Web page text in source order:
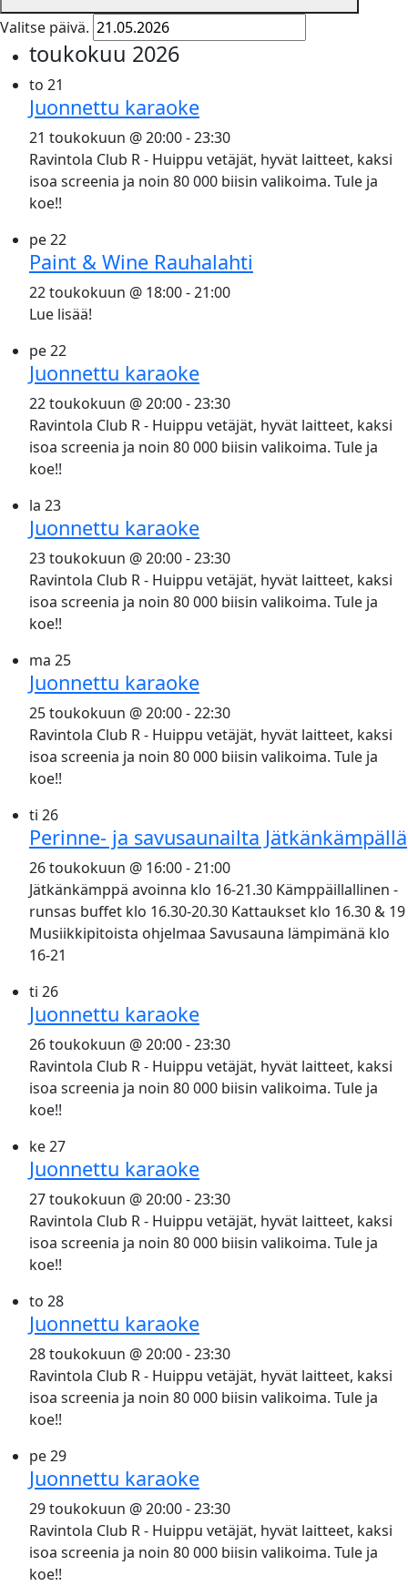
Valitse päivä.
toukokuu 2026
to 21
Juonnettu karaoke
21 toukokuun @ 20:00-23:30
Ravintola Club R - Huippu vetäjät, hyvät laitteet, kaksi
isoa screenia ja noin 80 000 biisin valikoima. Tule ja
koe!!
pe22
Paint & Wine Rauhalahti
22 toukokuun @ 18:00-21:00
Lue lisää!
pe22
Juonnettu karaoke
22 toukokuun @ 20:00-23:30
Ravintola Club R - Huippu vetäjät, hyvät laitteet, kaksi
isoa screenia ja noin 80 000 biisin valikoima. Tule ja
koe!!
la 23
Juonnettu karaoke
23 toukokuun @ 20:00-23:30
Ravintola Club R - Huippu vetäjät, hyvät laitteet, kaksi
isoa screenia ja noin 80 000 biisin valikoima. Tule ja
koe!!
ma 25
Juonnettu karaoke
25 toukokuun @ 20:00-22:30
Ravintola Club R - Huippu vetäjät, hyvät laitteet, kaksi
isoa screenia ja noin 80 000 biisin valikoima. Tule ja
koe!!
ti 26
Perinne- ja savusaunailta Jätkänkämpällä
26 toukokuun @ 16:00-21:00
Jätkänkämppä avoinna klo 16-21.30 Kämppäillallinen -
runsas buffet klo 16.30-20.30 Kattaukset klo 16.30 & 19
Musiikkipitoista ohjelmaa Savusauna lämpimänä klo
16-21
ti 26
Juonnettu karaoke
26 toukokuun @ 20:00-23:30
Ravintola Club R - Huippu vetäjät, hyvät laitteet, kaksi
isoa screenia ja noin 80 000 biisin valikoima. Tule ja
koe!!
ke27
Juonnettu karaoke
27 toukokuun @ 20:00-23:30
Ravintola Club R - Huippu vetäjät, hyvät laitteet, kaksi
isoa screenia ja noin 80 000 biisin valikoima. Tule ja
koe!!
to 28
Juonnettu karaoke
28 toukokuun @ 20:00-23:30
Ravintola Club R - Huippu vetäjät, hyvät laitteet, kaksi
isoa screenia ja noin 80 000 biisin valikoima. Tule ja
koe!!
pe29
Juonnettu karaoke
29 toukokuun @ 20:00-23:30
Ravintola Club R - Huippu vetäjät, hyvät laitteet, kaksi
isoa screenia ja noin 80 000 biisin valikoima. Tule ja
koe!!